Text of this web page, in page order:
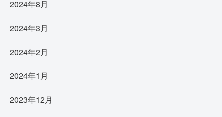
2024年8月
2024年3月
2024年2月
2024年1月
2023年12月